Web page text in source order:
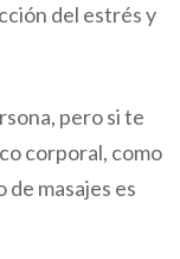
del estrés y
pero si te
corporal, como
masajes es